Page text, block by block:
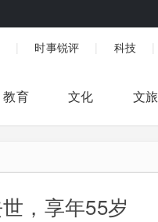
时事锐评 科技
教育 文化 文旅
，享年55岁